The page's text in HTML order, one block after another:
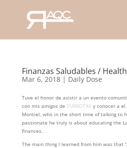
Finanzas Saludables /
Mar 6, 2018| Daily Dose
Tuve el honor de asistir a un evento
con mis amigos de TURBOTAX y conocer a
Montiel, who in the short time of talking to
passionate he truly is about educating the
finances.
The main thing I learned from him was that “